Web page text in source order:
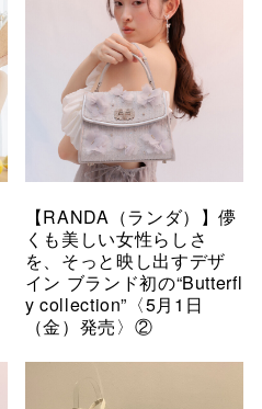
【RANDA（ランダ）】儚
くも美しい女性らしさ
を、そっと映し出すデザ
イン ブランド初の“Butterfl
y collection”〈5月1日
（金）発売〉②